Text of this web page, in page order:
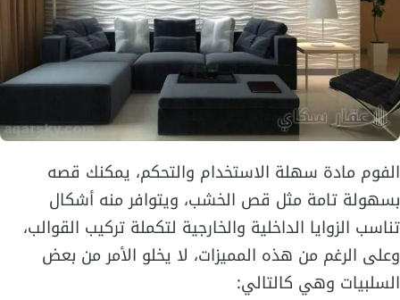
الفوم مادة سهلة الاستخدام والتحكم، يمكنك قصه
بسهولة تامة مثل قص الخشب، ويتوافر منه أشكال
تناسب الزوايا الداخلية والخارجية لتكملة تركيب القوالب،
وعلى الرغم من هذه المميزات، لا يخلو الأمر من بعض
السلبيات وهي كالتالي: